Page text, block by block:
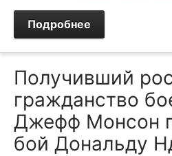
Подробнее
Получивший
гражданство
Джефф Монсон
бой Дональду